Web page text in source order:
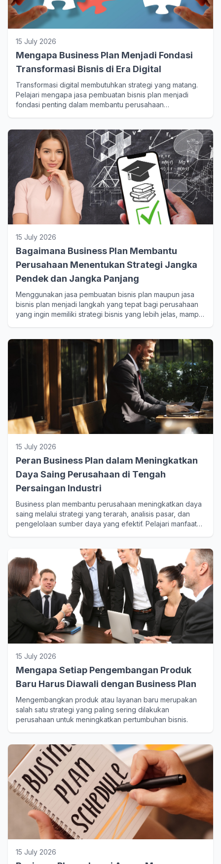
15 July 2026
Mengapa Business Plan Menjadi Fondasi
Transformasi Bisnis di Era Digital
Transformasi digital membutuhkan strategi yang matang.
Pelajari mengapa jasa pembuatan bisnis plan menjadi
fondasi penting dalam membantu perusahaan
15 July 2026
Bagaimana Business Plan Membantu
Perusahaan Menentukan Strategi Jangka
Pendek dan Jangka Panjang
Menggunakan jasa pembuatan bisnis plan maupun jasa
bisnis plan menjadi langkah yang tepat bagi perusahaan
yang ingin memiliki strategi bisnis yang lebih jelas, mampu
15 July 2026
Peran Business Plan dalam Meningkatkan
Daya Saing Perusahaan di Tengah
Persaingan Industri
Business plan membantu perusahaan meningkatkan daya
saing melalui strategi yang terarah, analisis pasar, dan
pengelolaan sumber daya yang efektif. Pelajari manfaat
15 July 2026
Mengapa Setiap Pengembangan Produk
Baru Harus Diawali dengan Business Plan
Mengembangkan produk atau layanan baru merupakan
salah satu strategi yang paling sering dilakukan
perusahaan untuk meningkatkan pertumbuhan bisnis.
15 July 2026